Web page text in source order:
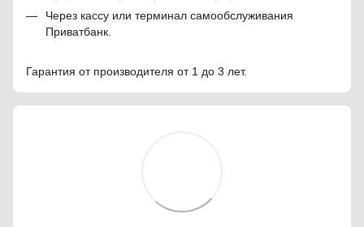
Через кассу или терминал самообслуживания
Приватбанк.
Гарантия от производителя от 1 до 3 лет.